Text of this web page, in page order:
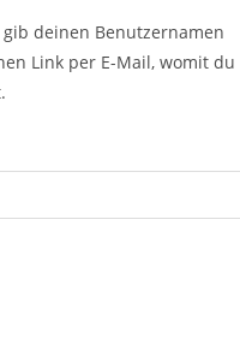
deinen Benutzernamen
Link per E-Mail, womit du